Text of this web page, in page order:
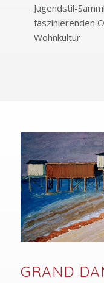
Jugendstil-
faszinierenden
Wohnkultur
GRAND